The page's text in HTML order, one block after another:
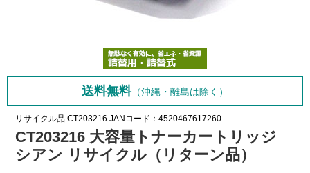
送料無料（沖縄・離島は除く）
リサイクル品 CT203216 JANコード：4520467617260
CT203216 大容量トナーカートリッジ
シアン リサイクル（リターン品）